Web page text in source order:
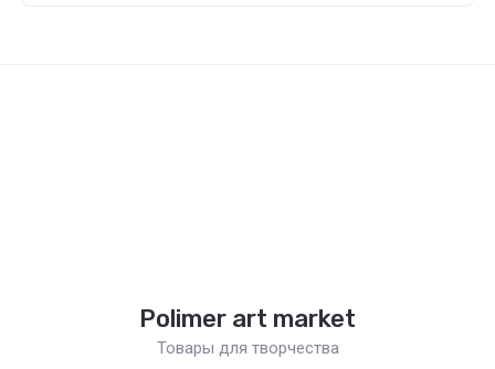
Polimer art market
Товары для творчества